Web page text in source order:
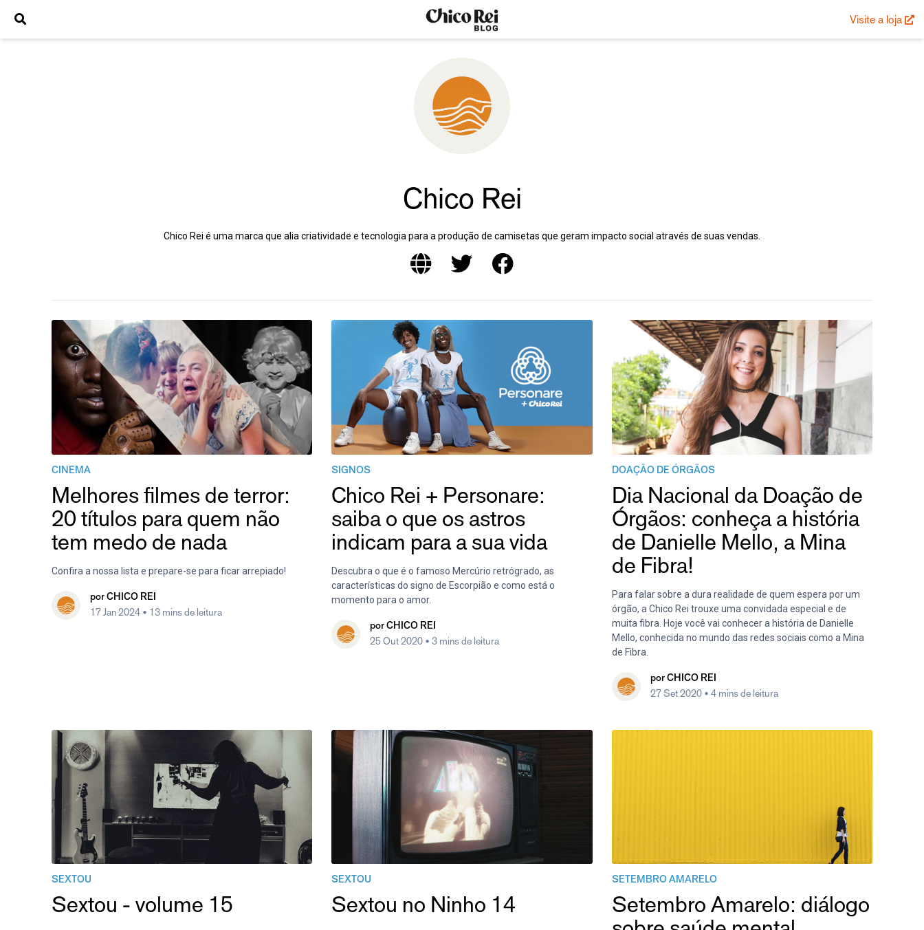
Visite a loja
Chico Rei
Chico Rei é uma marca que alia criatividade e tecnologia para a produção de camisetas que geram impacto social através de suas vendas.
CINEMA
Melhores filmes de terror:
20 títulos para quem não
tem medo de nada
Confira a nossa lista e prepare-se para ficar arrepiado!
por CHICO REI
17 Jan 2024 • 13 mins de leitura
SIGNOS
Chico Rei + Personare:
saiba o que os astros
indicam para a sua vida
Descubra o que é o famoso Mercúrio retrógrado, as
características do signo de Escorpião e como está o
momento para o amor.
porCHICO REI
25 Out 2020 • 3 mins de leitura
DOAÇÃO DE ÓRGÃOS
Dia Nacional da Doação de
Órgãos: conheça a história
de Danielle Mello, a Mina
de Fibra!
Para falar sobre a dura realidade de quem espera por um
órgão, a Chico Rei trouxe uma convidada especial e de
muita fibra. Hoje você vai conhecer a história de Danielle
Mello, conhecida no mundo das redes sociais como a Mina
de Fibra.
por CHICO REI
27 Set 2020 • 4 mins de leitura
SEXTOU
Sextou - volume 15
SEXTOU
Sextou no Ninho 14
SETEMBRO AMARELO
Setembro Amarelo: diálogo